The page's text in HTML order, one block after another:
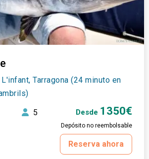
Tarragona (24 minuto en
5 Desde 1350€
Depósito no reembolsable
Reserva ahora